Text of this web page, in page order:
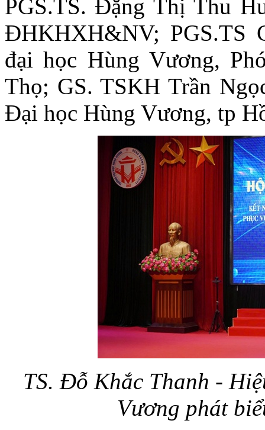
PGS.TS. Đặng Thị Thu
ĐHKHXH&NV; PGS.TS
đại học Hùng Vương,
Thọ; GS. TSKH Trần
Đại học Hùng Vương, tp
TS. Đỗ Khắc Thanh -
Vương phát